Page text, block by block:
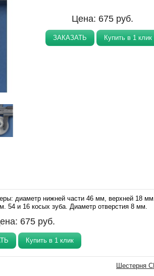
Цена: 675 руб.
ЗАКАЗАТЬ Купить в 1 клик
диаметр нижней части 46 мм, верхней 18
54 и 16 косых зуба. Диаметр отверстия 8 мм.
675 руб.
Купить в 1 клик
Шестерня